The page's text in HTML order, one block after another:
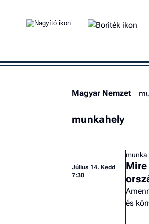
Magyar Nemzet
munkahely
Július 14. Kedd
7:30
munka
és